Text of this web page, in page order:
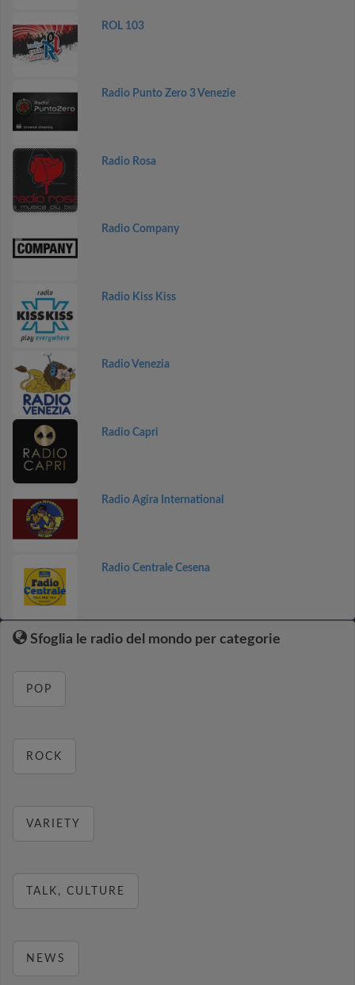
ROL 103
Radio Punto Zero 3 Venezie
Radio Rosa
Radio Company
Radio Kiss Kiss
Radio Venezia
Radio Capri
Radio Agira International
Radio Centrale Cesena
Sfoglia le radio del mondo per categorie
POP
ROCK
VARIETY
TALK, CULTURE
NEWS